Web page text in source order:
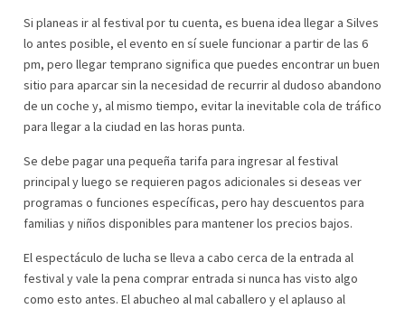
Si planeas ir al festival por tu cuenta, es buena idea llegar a Silves
lo antes posible, el evento en sí suele funcionar a partir de las 6
pm, pero llegar temprano significa que puedes encontrar un buen
sitio para aparcar sin la necesidad de recurrir al dudoso abandono
de un coche y, al mismo tiempo, evitar la inevitable cola de tráfico
para llegar a la ciudad en las horas punta.
Se debe pagar una pequeña tarifa para ingresar al festival
principal y luego se requieren pagos adicionales si deseas ver
programas o funciones específicas, pero hay descuentos para
familias y niños disponibles para mantener los precios bajos.
El espectáculo de lucha se lleva a cabo cerca de la entrada al
festival y vale la pena comprar entrada si nunca has visto algo
como esto antes. El abucheo al mal caballero y el aplauso al